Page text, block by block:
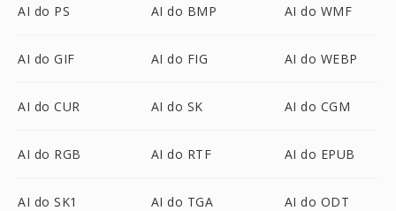
AI do PS AI do BMP AI do WMF
AI do GIF AI do FIG AI do WEBP
AI do CUR AI do SK AI do CGM
AI do RGB AI do RTF AI do EPUB
AI do SK1 AI do TGA AI do ODT